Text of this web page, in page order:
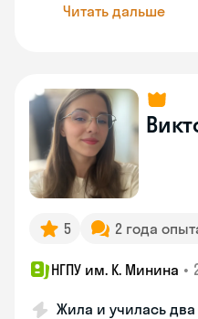
Читать дальше
5 2 года
НГПУ им. К. Минина •
Жила и училась два